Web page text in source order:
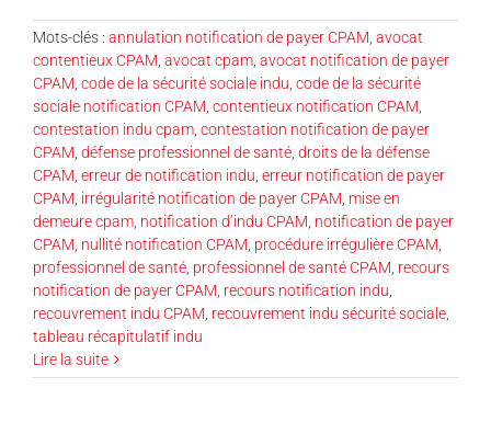
Mots-clés : annulation notification de payer CPAM, avocat
contentieux CPAM, avocat cpam, avocat notification de payer
CPAM, code de la sécurité sociale indu, code de la sécurité
sociale notification CPAM, contentieux notification CPAM,
contestation indu cpam, contestation notification de payer
CPAM, défense professionnel de santé, droits de la défense
CPAM, erreur de notification indu, erreur notification de payer
CPAM, irrégularité notification de payer CPAM, mise en
demeure cpam, notification d’indu CPAM, notification de payer
CPAM, nullité notification CPAM, procédure irrégulière CPAM,
professionnel de santé, professionnel de santé CPAM, recours
notification de payer CPAM, recours notification indu,
recouvrement indu CPAM, recouvrement indu sécurité sociale,
tableau récapitulatif indu
Lire la suite